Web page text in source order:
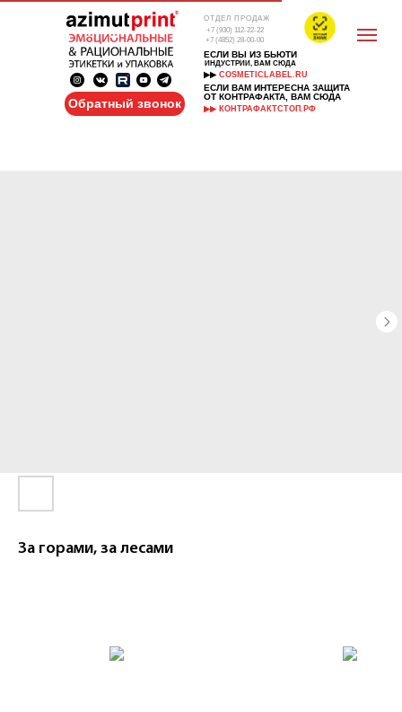
+7 (4852) 28-00-00
Обратный звонок
+7 (930) 112-22-22
ОТДЕЛ ПРОДАЖ
ИНДУСТРИИ, ВАМ СЮДА
ЕСЛИ ВЫ ИЗ БЬЮТИ
▶▶ COSMETICLABEL.RU
ЕСЛИ ВАМ ИНТЕРЕСНА ЗАЩИТА
ОТ КОНТРАФАКТА, ВАМ СЮДА
▶▶ КОНТРАФАКТСТОП.РФ
За горами, за лесами